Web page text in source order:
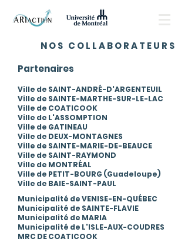
NOS COLLABORATEURS
Partenaires
Ville de SAINT-ANDRÉ-D'ARGENTEUIL
Ville de SAINTE-MARTHE-SUR-LE-LAC
Ville de COATICOOK
Ville de L'ASSOMPTION
Ville de GATINEAU
Ville de DEUX-MONTAGNES
Ville de SAINTE-MARIE-DE-BEAUCE
Ville de SAINT-RAYMOND
Ville de MONTRÉAL
Ville de PETIT-BOURG (Guadeloupe)
Ville de BAIE-SAINT-PAUL
Municipalité de VENISE-EN-QUÉBEC
Municipalité de SAINTE-FLAVIE
Municipalité de MARIA
Municipalité de L'ISLE-AUX-COUDRES
MRC DE COATICOOK